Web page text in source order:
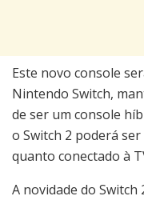
Este novo console
Nintendo Switch,
de ser um console
o Switch 2 poderá
quanto conectado à
A novidade do